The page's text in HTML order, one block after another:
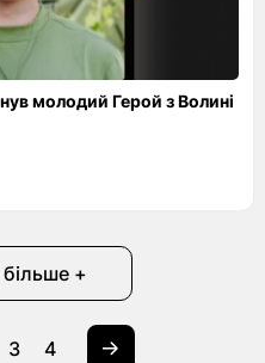
молодий Герой з Волині
+
3 4